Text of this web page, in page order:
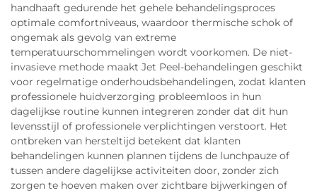
handhaaft gedurende het gehele behandelingsproces
optimale comfortniveaus, waardoor thermische schok of
ongemak als gevolg van extreme
temperatuurschommelingen wordt voorkomen. De niet-
invasieve methode maakt Jet Peel-behandelingen geschikt
voor regelmatige onderhoudsbehandelingen, zodat klanten
professionele huidverzorging probleemloos in hun
dagelijkse routine kunnen integreren zonder dat dit hun
levensstijl of professionele verplichtingen verstoort. Het
ontbreken van hersteltijd betekent dat klanten
behandelingen kunnen plannen tijdens de lunchpauze of
tussen andere dagelijkse activiteiten door, zonder zich
zorgen te hoeven maken over zichtbare bijwerkingen of